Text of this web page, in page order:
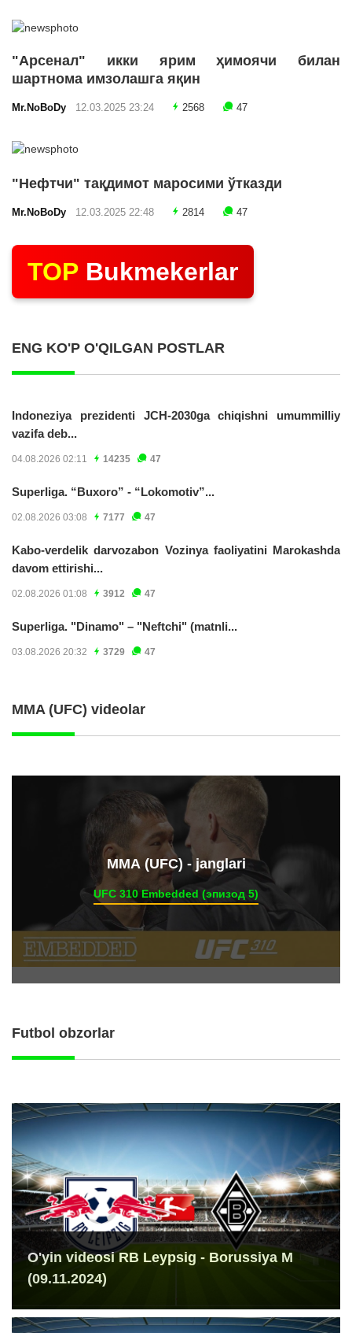
"Арсенал" икки ярим ҳимоячи билан
шартнома имзолашга яқин
Mr.NoBoDy 12.03.2025 23:24 2568 47
"Нефтчи" тақдимот маросими ўтказди
Mr.NoBoDy 12.03.2025 22:48 2814 47
TOP Bukmekerlar
ENG KO'P O'QILGAN POSTLAR
Indoneziya prezidenti JCH-2030ga chiqishni umummilliy
vazifa deb...
04.08.2026 02:11 14235 47
Superliga. “Buxoro” - “Lokomotiv”...
02.08.2026 03:08 7177 47
Kabo-verdelik darvozabon Vozinya faoliyatini Marokashda
davom ettirishi...
02.08.2026 01:08 3912 47
Superliga. "Dinamo" – "Neftchi" (matnli...
03.08.2026 20:32 3729 47
MMA (UFC) videolar
ММА (UFC) - janglari
UFC 310 Embedded (эпизод 5)
Futbol obzorlar
O'yin videosi RB Leypsig - Borussiya M
(09.11.2024)